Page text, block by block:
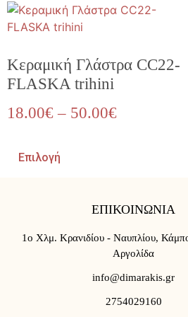
Κεραμική Γλάστρα CC22-
FLASKA trihini
18.00€ – 50.00€
Επιλογή
ΕΠΙΚΟΙΝΩΝΙΑ
1ο Χλμ. Κρανιδίου - Ναυπλίου,
Αργολίδα
info@dimarakis.gr
2754029160